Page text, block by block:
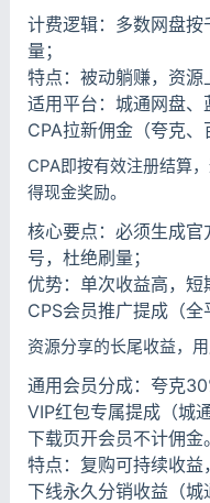
计费逻辑：多数网盘
量；
特点：被动躺赚，资源
适用平台：城通网盘、
CPA拉新佣金（夸克、
CPA即按有效注册结算
得现金奖励。
核心要点：必须生成
号，杜绝刷量；
优势：单次收益高，短
CPS会员推广提成（全
资源分享的长尾收益，
通用会员分成：夸克
VIP红包专属提成（城
下载页开会员不计佣金。
特点：复购可持续收益
下线永久分销收益（城